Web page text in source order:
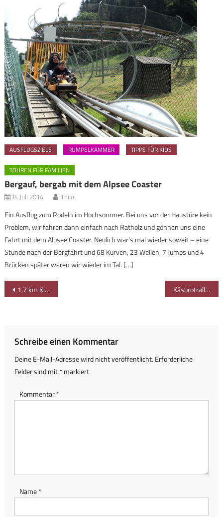
AUSFLUGSZIELE RUMPELKAMMER TIPPS FÜR KIDS
TOUREN FÜR FAMILIEN
Bergauf, bergab mit dem Alpsee Coaster
8. Juli 2014 Thilo
Ein Ausflug zum Rodeln im Hochsommer. Bei uns vor der Haustüre kein
Problem, wir fahren dann einfach nach Ratholz und gönnen uns eine
Fahrt mit dem Alpsee Coaster. Neulich war’s mal wieder soweit – eine
Stunde nach der Bergfahrt und 68 Kurven, 23 Wellen, 7 Jumps und 4
Brücken später waren wir wieder im Tal. […]
Beitragsnavigation
1,7 km Kinderspaß pur: das Hexenwasser in Söll am Wilden Kaiser Käsbrotrallye zur Alpe Gschwenderberg
Schreibe einen Kommentar
Deine E-Mail-Adresse wird nicht veröffentlicht. Erforderliche
Felder sind mit*markiert
Kommentar*
Name*